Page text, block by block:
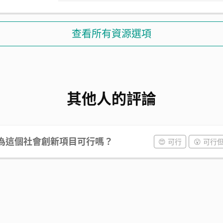
查看所有資源選項
其他人的評論
這個社會創新項目可行嗎？ 😍 可行 😮 可行